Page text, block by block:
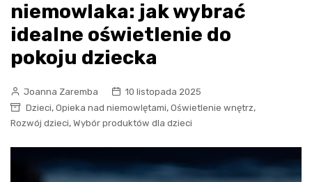
niemowlaka: jak wybrać
idealne oświetlenie do
pokoju dziecka
Joanna Zaremba
10 listopada 2025
Dzieci, Opieka nad niemowlętami, Oświetlenie wnętrz,
Rozwój dzieci, Wybór produktów dla dzieci